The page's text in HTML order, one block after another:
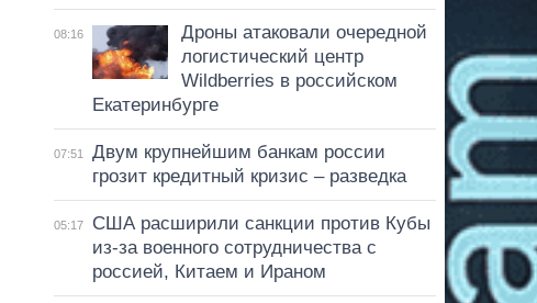
08:16
Дроны атаковали очередной
логистический центр
Wildberries в российском
Екатеринбурге
07:51
Двум крупнейшим банкам россии
грозит кредитный кризис – разведка
05:17
США расширили санкции против Кубы
из-за военного сотрудничества с
россией, Китаем и Ираном